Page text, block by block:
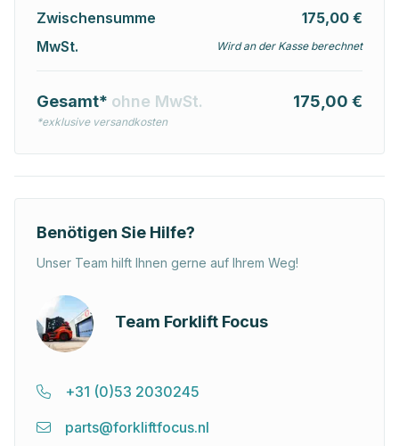
Zwischensumme
175,00 €
MwSt.
Wird an der Kasse berechnet
Gesamt* ohne MwSt.
*exklusive versandkosten
175,00 €
Benötigen Sie Hilfe?
Unser Team hilft Ihnen gerne auf Ihrem Weg!
Team Forklift Focus
+31 (0)53 2030245
parts@forkliftfocus.nl